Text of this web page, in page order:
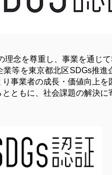
理念を尊重し、事業を通じ
等を東京都北区SDGs推進
事業者の成長・価値向上を
ともに、社会課題の解決に